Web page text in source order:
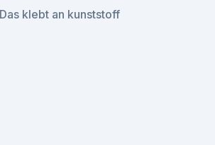
Das klebt an kunststoff